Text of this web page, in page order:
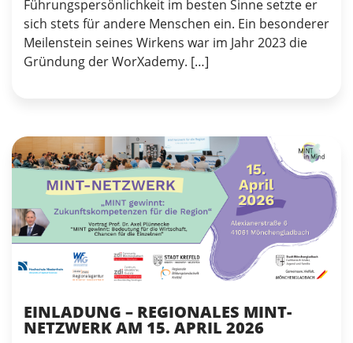
Führungspersönlichkeit im besten Sinne setzte er
sich stets für andere Menschen ein. Ein besonderer
Meilenstein seines Wirkens war im Jahr 2023 die
Gründung der WorXademy. […]
EINLADUNG – REGIONALES MINT-
NETZWERK AM 15. APRIL 2026